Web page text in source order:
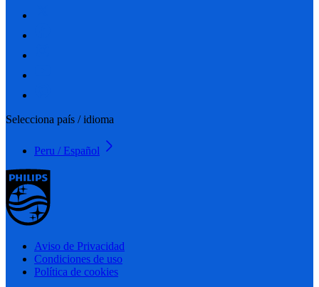
Selecciona país / idioma
Peru / Español
Aviso de Privacidad
Condiciones de uso
Política de cookies